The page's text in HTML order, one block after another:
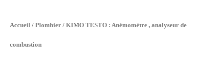
Accueil / Plombier / KIMO TESTO : Anémomètre , analyseur de
combustion